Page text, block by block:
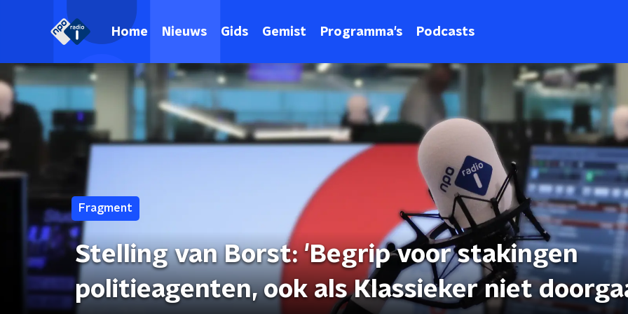
Home Nieuws Gids Gemist Programma's Podcasts
Fragment
Stelling van Borst: 'Begrip voor stakingen
politieagenten, ook als Klassieker niet